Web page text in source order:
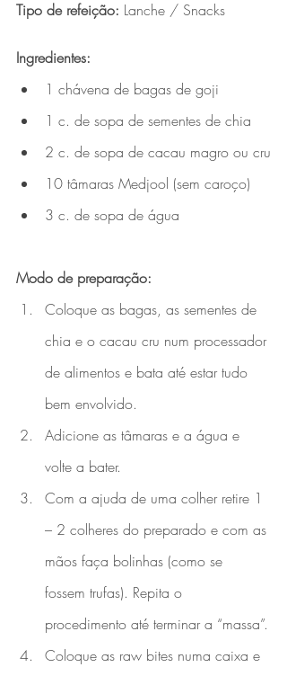
Tipo de refeição: Lanche / Snacks
Ingredientes:
1 chávena de bagas de goji
1 c. de sopa de sementes de chia
2 c. de sopa de cacau magro ou cru
10 tâmaras Medjool (sem caroço)
3 c. de sopa de água
Modo de preparação:
Coloque as bagas, as sementes de
chia e o cacau cru num processador
de alimentos e bata até estar tudo
bem envolvido.
Adicione as tâmaras e a água e
volte a bater.
Com a ajuda de uma colher retire 1
– 2 colheres do preparado e com as
mãos faça bolinhas (como se
fossem trufas). Repita o
procedimento até terminar a “massa”.
Coloque as raw bites numa caixa e